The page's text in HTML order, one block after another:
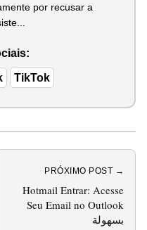
por recusar a
TikTok
PRÓXIMO POST →
Hotmail Entrar: Acesse
Seu Email no Outlook
بسهولة